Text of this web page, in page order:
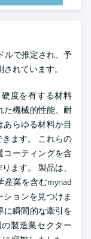
ルで推定され、予
れています。
度を有する材料
た機械的性能、耐
らゆる材料か目
ます。 これらの
コーティングを含
ます。 製品は、
産業を含むmyriad
ョンを見つけま
に瞬間的な牽引を
製造業セクター